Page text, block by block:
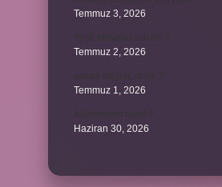
Temmuz 3, 2026
Temmuz 2, 2026
Temmuz 1, 2026
Haziran 30, 2026